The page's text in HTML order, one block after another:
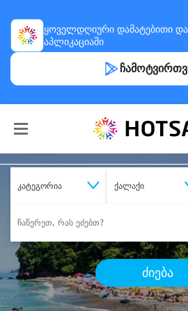
ყოველდღიური დამატებითი
აპლიკაციაში
კატეგორია ქალაქი
ძიება
შეიძინესასურველი